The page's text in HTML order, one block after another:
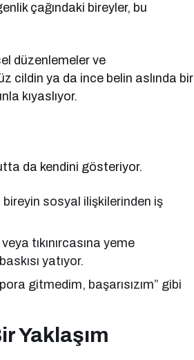
çağındaki bireyler, bu
düzenlemeler ve
cildin ya da ince belin aslında bir
kıyaslıyor.
da kendini gösteriyor.
sosyal ilişkilerinden iş
tıkınırcasına yeme
yatıyor.
gitmedim, başarısızım” gibi
Yaklaşım